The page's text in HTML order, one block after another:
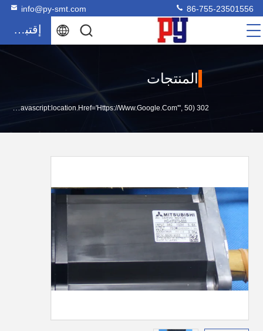
info@py-smt.com 86-755-23501556
إقتباس
المنتجات